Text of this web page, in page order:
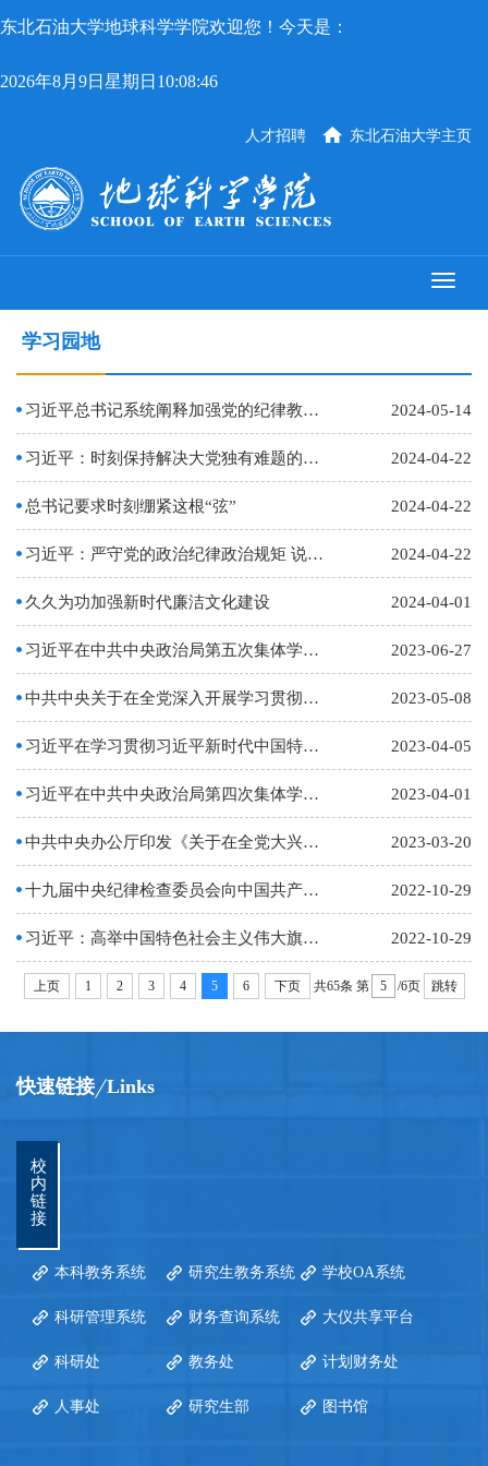
东北石油大学地球科学学院欢迎您！今天是：
2026年8月9日星期日10:08:46
东北石油大学主页
人才招聘
学习园地
习近平总书记系统阐释加强党的纪律教育的重大意义、内容对象、方法途径、目标任务 2024-05-14
习近平：时刻保持解决大党独有难题的清醒和坚定，把党的伟大自我革命进行到底 2024-04-22
总书记要求时刻绷紧这根“弦” 2024-04-22
习近平：严守党的政治纪律政治规矩 说老实话办老实事做老实人 2024-04-22
久久为功加强新时代廉洁文化建设 2024-04-01
习近平在中共中央政治局第五次集体学习时强调：加快建设教育强国，为中华民族伟大复兴提供有力… 2023-06-27
中共中央关于在全党深入开展学习贯彻习近平新时代中国特色社会主义思想主题教育的意见 2023-05-08
习近平在学习贯彻习近平新时代中国特色社会主义思想主题教育工作会议上发表重要讲话 2023-04-05
习近平在中共中央政治局第四次集体学习时强调 把学习贯彻新时代中国特色社会主义思想不断引向… 2023-04-01
中共中央办公厅印发《关于在全党大兴调查研究的工作方案》 2023-03-20
十九届中央纪律检查委员会向中国共产党第二十次全国代表大会的工作报告 2022-10-29
习近平：高举中国特色社会主义伟大旗帜 为全面建设社会主义现代化国家而团结奋斗——在中国共… 2022-10-29
上页 1 2 3 4 5 6 下页 共65条 第 /6页 跳转
快速链接 Links
校
内
链
接
本科教务系统 研究生教务系统 学校OA系统
科研管理系统 财务查询系统 大仪共享平台
科研处 教务处 计划财务处
人事处 研究生部 图书馆